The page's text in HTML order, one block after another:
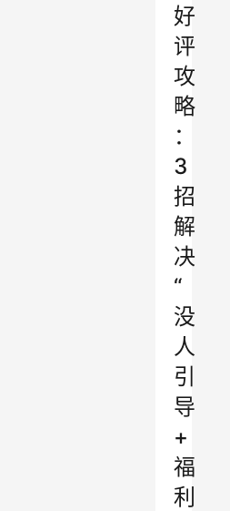
好
评
攻
略
：
3
招
解
决
“
没
人
引
导
+
福
利